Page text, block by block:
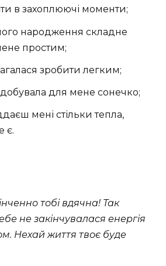
в захоплюючі моменти;
народження складне
простим;
зробити легким;
для мене сонечко;
мені стільки тепла,
є.
тобі вдячна! Так
не закінчувалася енергія
Нехай життя твоє буде